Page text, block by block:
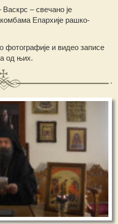
– свечано је
Епархије рашко-
фотографије и видео записе
од њих.